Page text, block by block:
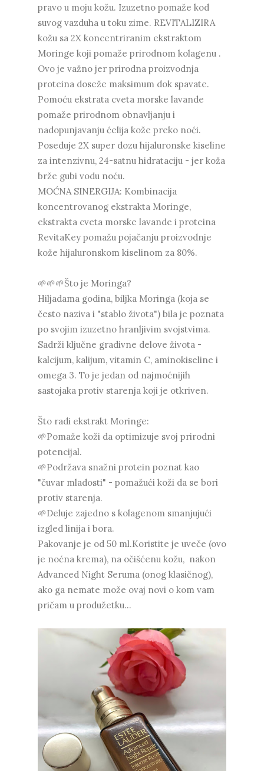
pravo u moju kožu. Izuzetno pomaže kod
suvog vazduha u toku zime. REVITALIZIRA
kožu sa 2X koncentriranim ekstraktom
Moringe koji pomaže prirodnom kolagenu .
Ovo je važno jer prirodna proizvodnja
proteina doseže maksimum dok spavate.
Pomoću ekstrata cveta morske lavande
pomaže prirodnom obnavljanju i
nadopunjavanju ćelija kože preko noći.
Poseduje 2X super dozu hijaluronske kiseline
za intenzivnu, 24-satnu hidrataciju - jer koža
brže gubi vodu noću.
MOĆNA SINERGIJA: Kombinacija
koncentrovanog ekstrakta Moringe,
ekstrakta cveta morske lavande i proteina
RevitaKey pomažu pojačanju proizvodnje
kože hijaluronskom kiselinom za 80%.
🌱🌱🌱Što je Moringa?
Hiljadama godina, biljka Moringa (koja se
često naziva i "stablo života") bila je poznata
po svojim izuzetno hranljivim svojstvima.
Sadrži ključne gradivne delove života -
kalcijum, kalijum, vitamin C, aminokiseline i
omega 3. To je jedan od najmoćnijih
sastojaka protiv starenja koji je otkriven.
Što radi ekstrakt Moringe:
🌱Pomaže koži da optimizuje svoj prirodni
potencijal.
🌱Podržava snažni protein poznat kao
"čuvar mladosti" - pomažući koži da se bori
protiv starenja.
🌱Deluje zajedno s kolagenom smanjujući
izgled linija i bora.
Pakovanje je od 50 ml.Koristite je uveče (ovo
je noćna krema), na očišćenu kožu, nakon
Advanced Night Seruma (onog klasičnog),
ako ga nemate može ovaj novi o kom vam
pričam u produžetku...